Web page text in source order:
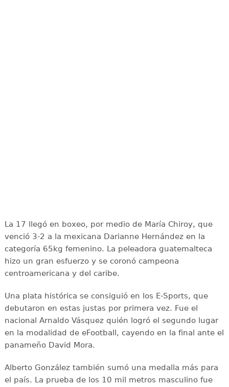
La 17 llegó en boxeo, por medio de María Chiroy, que
venció 3-2 a la mexicana Darianne Hernández en la
categoría 65kg femenino. La peleadora guatemalteca
hizo un gran esfuerzo y se coronó campeona
centroamericana y del caribe.
Una plata histórica se consiguió en los E-Sports, que
debutaron en estas justas por primera vez. Fue el
nacional Arnaldo Vásquez quién logró el segundo lugar
en la modalidad de eFootball, cayendo en la final ante el
panameño David Mora.
Alberto González también sumó una medalla más para
el país. La prueba de los 10 mil metros masculino fue